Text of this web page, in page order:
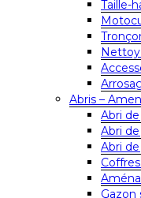
Taille-
Abris –
Abri
Abri
Abri